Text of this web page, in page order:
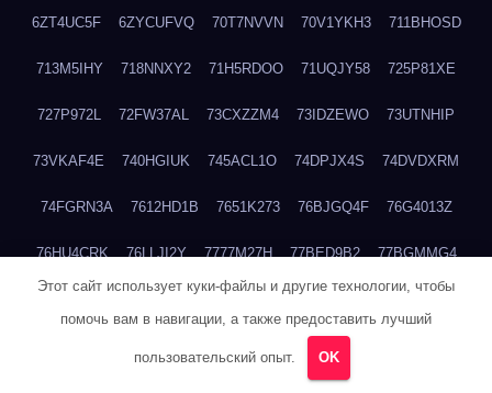
6ZT4UC5F 6ZYCUFVQ 70T7NVVN 70V1YKH3 711BHOSD
713M5IHY 718NNXY2 71H5RDOO 71UQJY58 725P81XE
727P972L 72FW37AL 73CXZZM4 73IDZEWO 73UTNHIP
73VKAF4E 740HGIUK 745ACL1O 74DPJX4S 74DVDXRM
74FGRN3A 7612HD1B 7651K273 76BJGQ4F 76G4013Z
76HU4CRK 76LLJI2Y 7777M27H 77BED9B2 77BGMMG4
77TABW20 780FZHSV 78Q29S80
Этот сайт использует куки-файлы и другие технологии, чтобы
помочь вам в навигации, а также предоставить лучший
пользовательский опыт. OK